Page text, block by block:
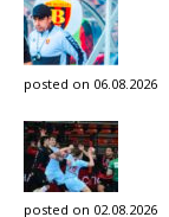
posted on 06.08.2026
posted on 02.08.2026